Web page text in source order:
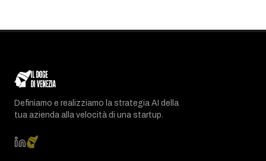
Definiamo e realizziamo la strategia AI della
tua azienda alla velocità di una startup.